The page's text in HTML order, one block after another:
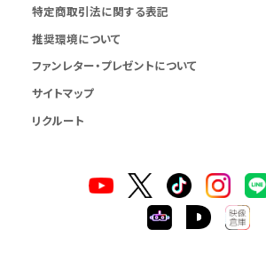
特定商取引法に関する表記
推奨環境について
ファンレター・プレゼントについて
サイトマップ
リクルート